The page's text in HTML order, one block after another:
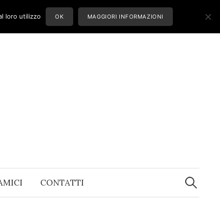
CONTATTI
Ricerca
per:
loro utilizzo OK MAGGIORI INFORMAZIONI